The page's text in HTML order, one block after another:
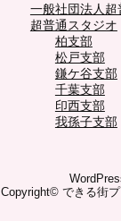
一般社団法人超
超普通スタジオ
柏支部
松戸支部
鎌ケ谷支部
千葉支部
印西支部
我孫子支部
Copyright© できる街